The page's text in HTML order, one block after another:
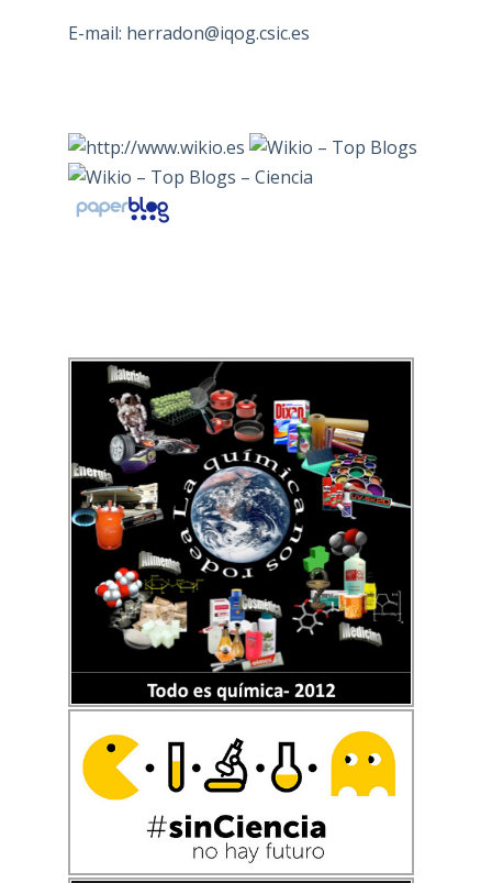
E-mail: herradon@iqog.csic.es